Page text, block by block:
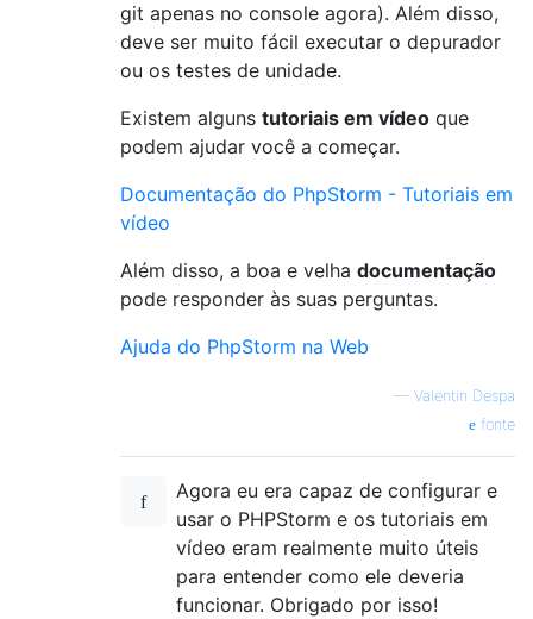
git apenas no console agora). Além disso,
deve ser muito fácil executar o depurador
ou os testes de unidade.
Existem alguns tutoriais em vídeo que
podem ajudar você a começar.
Documentação do PhpStorm - Tutoriais em
vídeo
Além disso, a boa e velha documentação
pode responder às suas perguntas.
Ajuda do PhpStorm na Web
— Valentin Despa
fonte
Agora eu era capaz de configurar e
usar o PHPStorm e os tutoriais em
vídeo eram realmente muito úteis
para entender como ele deveria
funcionar. Obrigado por isso!